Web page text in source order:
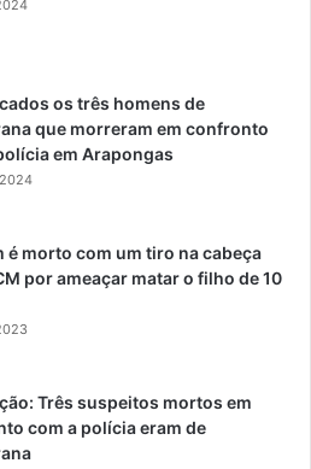
os três homens de
que morreram em confronto
em Arapongas
é morto com um tiro na cabeça
por ameaçar matar o filho de 10
Três suspeitos mortos em
com a polícia eram de